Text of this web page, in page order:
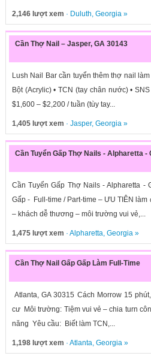
2,146 lượt xem · Duluth, Georgia»
Cần Thợ Nail – Jasper, GA 30143
Lush Nail Bar cần tuyển thêm thợ nail
Bột (Acrylic) • TCN (tay chân nước) •
$1,600 – $2,200 / tuần (tùy tay...
1,405 lượt xem · Jasper, Georgia»
Cần Tuyển Gấp Thợ Nails - Alpharetta -
Cần Tuyển Gấp Thợ Nails - Alpharetta -
Gấp - Full-time / Part-time – ƯU TIÊN
– khách dễ thương – môi trường vui vẻ,...
1,475 lượt xem · Alpharetta, Georgia»
Cần Thợ Nail Gấp Gấp Làm Full-Time
Atlanta, GA 30315 Cách Morrow 15
cư Môi trường: Tiệm vui vẻ – chia turn
năng Yêu cầu: Biết làm TCN,...
1,198 lượt xem · Atlanta, Georgia»